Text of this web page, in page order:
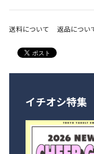
送料について 返品につい
イチオシ特集